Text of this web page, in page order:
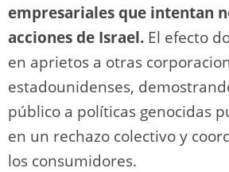
empresariales que intentan
acciones de Israel. El efecto
en aprietos a otras
estadounidenses,
público a políticas genocidas
en un rechazo colectivo y
los consumidores.